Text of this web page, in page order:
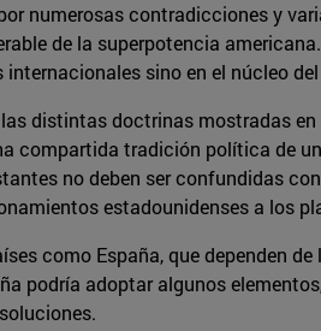
numerosas contradicciones y
de la superpotencia
internacionales sino en el núcleo
distintas doctrinas mostradas
compartida tradición política de
no deben ser confundidas
estadounidenses a los
como España, que dependen
podría adoptar algunos